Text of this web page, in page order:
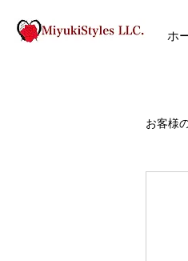
ホ
お客様